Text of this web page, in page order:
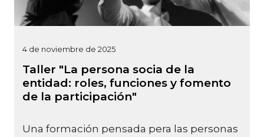
4 de noviembre de 2025
Taller "La persona socia de la
entidad: roles, funciones y fomento
de la participación"
Una formación pensada pera las personas